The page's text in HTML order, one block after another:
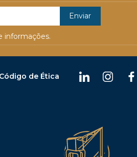
informações.
de Ética